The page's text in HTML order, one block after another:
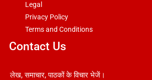
Legal
Privacy Policy
Terms and Conditions
Contact Us
लेख, समाचार, पाठकों के विचार भेजें।